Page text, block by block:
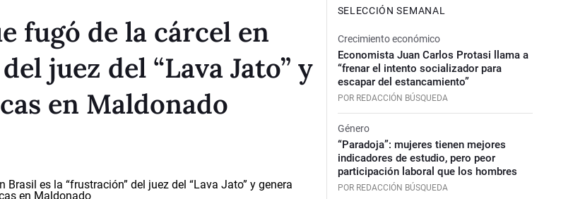
fugó de la cárcel en
juez del “Lava Jato” y
en Maldonado
SELECCIÓN SEMANAL
Crecimiento económico
Economista Juan Carlos Protasi llama a
“frenar el intento socializador para
escapar del estancamiento”
POR REDACCIÓN BÚSQUEDA
Género
“Paradoja”: mujeres tienen mejores
indicadores de estudio, pero peor
participación laboral que los hombres
POR REDACCIÓN BÚSQUEDA